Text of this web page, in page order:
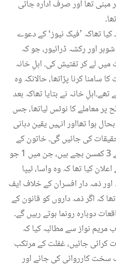
تھا اور صرف ادارہ جاتی
کیا تھاکہ ’فیک نیوز‘ کے دعوے
اور رکشہ ڈرائیور، جو کہ
میں لے کر تفتیش کی۔ اہلِ خانہ
سامنا کرنا پڑاتھا، حالانکہ وہ
خانہ نے بتایا تھاکہ بعد
معاملے کا نوٹس لیاتھا، جس
ہوا تھااور انہیں یقین دہانی
کی جائیں گی۔ خاتون کے
بھائی نے کہاتھا کہ ان کی بہن کے 3 کمسن بچے ہیں، جن میں 1 جو
کیا تھا کہ وہ واسا، ٹیپا
اور ذمہ دار افسران کے خلاف ایف
کہ اگر ذمہ داروں کو قانون کے
دوبارہ رونما ہوتے رہیں گے۔
مریم نواز سے مطالبہ کیا کہ
کرائی جائیں، غفلت کے مرتکب
سخت کارروائی کی جائے اور